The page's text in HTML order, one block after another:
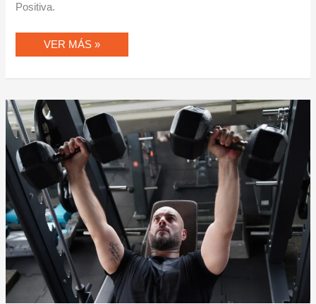
Positiva.
VER MÁS »
ABRIL:
EL
MES
DE
LA
SALUD
QUE
SE
SOSTIENE
Y
POR
QUÉ
TODO
EMPIEZA
POR
ACTITUD
POSITIVA